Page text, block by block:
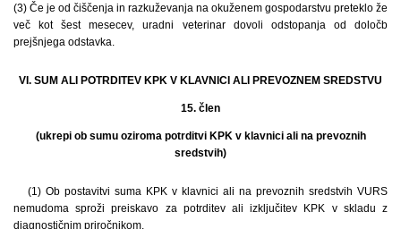
(3) Če je od čiščenja in razkuževanja na okuženem gospodarstvu preteklo že
več kot šest mesecev, uradni veterinar dovoli odstopanja od določb
prejšnjega odstavka.
VI. SUM ALI POTRDITEV KPK V KLAVNICI ALI PREVOZNEM SREDSTVU
15. člen
(ukrepi ob sumu oziroma potrditvi KPK v klavnici ali na prevoznih
sredstvih)
(1) Ob postavitvi suma KPK v klavnici ali na prevoznih sredstvih VURS
nemudoma sproži preiskavo za potrditev ali izključitev KPK v skladu z
diagnostičnim priročnikom.